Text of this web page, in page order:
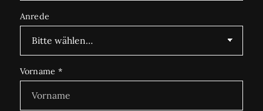
Anrede
Vorname *